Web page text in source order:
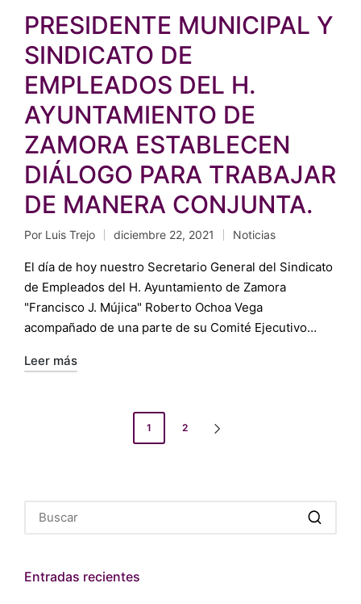
PRESIDENTE MUNICIPAL Y
SINDICATO DE
EMPLEADOS DEL H.
AYUNTAMIENTO DE
ZAMORA ESTABLECEN
DIÁLOGO PARA TRABAJAR
DE MANERA CONJUNTA.
Publicado
por
Por Luis Trejo diciembre 22, 2021
Publicado
en
Noticias
El día de hoy nuestro Secretario General del Sindicato
de Empleados del H. Ayuntamiento de Zamora
"Francisco J. Mújica" Roberto Ochoa Vega
acompañado de una parte de su Comité Ejecutivo…
Leer más
Paginación1 2
Entradas recientes